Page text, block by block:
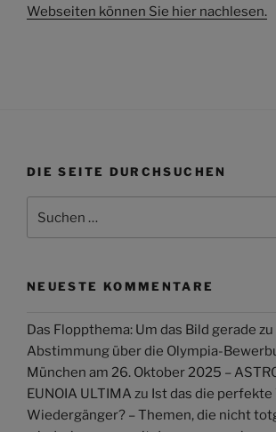
Webseiten können Sie hier nachlesen.
DIE SEITE DURCHSUCHEN
nach:
NEUESTE KOMMENTARE
Das Floppthema: Um das Bild gerade
Abstimmung über die Olympia-
München am 26. Oktober 2025 –
EUNOIA ULTIMA zu Ist das die perfekte
Wiedergänger? – Themen, die nicht